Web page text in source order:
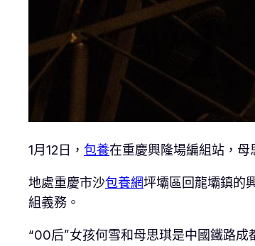
1月12日， 包養在重慶興隆場編組站，母
地處重慶市沙包養網坪壩區回龍壩鎮的
組義務。
“00后”女孩何雪和母思琪是中國鐵路